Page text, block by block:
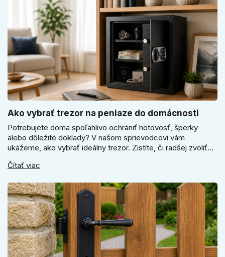
Ako vybrať trezor na peniaze do domácnosti
Potrebujete doma spoľahlivo ochrániť hotovosť, šperky
alebo dôležité doklady? V našom sprievodcovi vám
ukážeme, ako vybrať ideálny trezor. Zistíte, či radšej zvoliť
kľúčové jeho správne ukotvenie.
Čítať viac